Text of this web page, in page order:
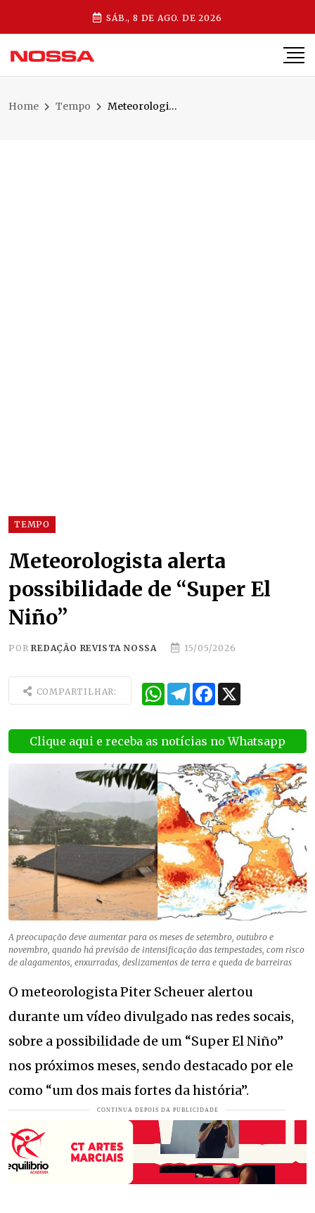
SÁB., 8 DE AGO. DE 2026
Home Tempo Meteorologista alerta possibilidade de “Super El Niño”
TEMPO
Meteorologista alerta
possibilidade de “Super El
Niño”
PORREDAÇÃO REVISTA NOSSA 15/05/2026
COMPARTILHAR: WhatsApp
TelegramFacebook
Clique aqui e receba as notícias no Whatsapp
A preocupação deve aumentar para os meses de setembro, outubro e
novembro, quando há previsão de intensificação das tempestades, com risco
de alagamentos, enxurradas, deslizamentos de terra e queda de barreiras
O meteorologista Piter Scheuer alertou
durante um vídeo divulgado nas redes socais,
sobre a possibilidade de um “Super El Niño”
nos próximos meses, sendo destacado por ele
como “um dos mais fortes da história”.